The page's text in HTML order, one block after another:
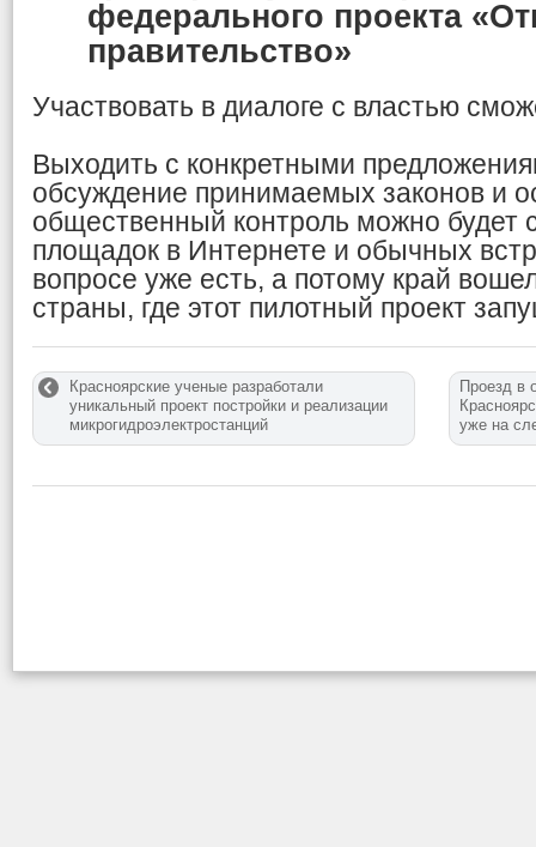
федерального проекта
правительство»
Участвовать в диалоге с властью
Выходить с конкретными
обсуждение принимаемых законов и
общественный контроль можно
площадок в Интернете и обычных
вопросе уже есть, а потому край
страны, где этот пилотный проект
Красноярские ученые разработали
уникальный проект постройки и реализации
микрогидроэлектростанций
Проезд в
уже на